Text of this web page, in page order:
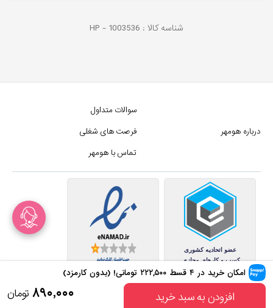
امکان خرید در ۴ قسط ۲۲۲,۵۰۰ تومانی! (بدون کارمزد)
افزودن به سبد خرید ۸۹۰,۰۰۰ تومان
شناسه کالا : HP - 1003536
درباره هومهر
سوالات متداول
فرصت های شغلی
تماس با هومهر
کلیه حقوق این سایت متعلق به
مجموع فروشگاه های هومهر (فروشگاه آنلاین هومهر) میباشد.